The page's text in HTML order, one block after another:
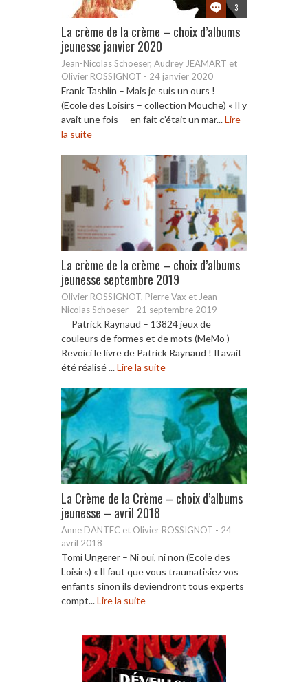
3
La crème de la crème – choix d’albums
jeunesse janvier 2020
Jean-Nicolas Schoeser, Audrey JEAMART et
Olivier ROSSIGNOT - 24 janvier 2020
Frank Tashlin – Mais je suis un ours !
(Ecole des Loisirs – collection Mouche) « Il y
avait une fois – en fait c’était un mar...Lire
la suite
La crème de la crème – choix d’albums
jeunesse septembre 2019
Olivier ROSSIGNOT, Pierre Vax et Jean-
Nicolas Schoeser - 21 septembre 2019
Patrick Raynaud – 13824 jeux de
couleurs de formes et de mots (MeMo )
Revoici le livre de Patrick Raynaud ! Il avait
été réalisé ...Lire la suite
La Crème de la Crème – choix d’albums
jeunesse – avril 2018
Anne DANTEC et Olivier ROSSIGNOT - 24
avril 2018
Tomi Ungerer – Ni oui, ni non (Ecole des
Loisirs) « Il faut que vous traumatisiez vos
enfants sinon ils deviendront tous experts
compt...Lire la suite